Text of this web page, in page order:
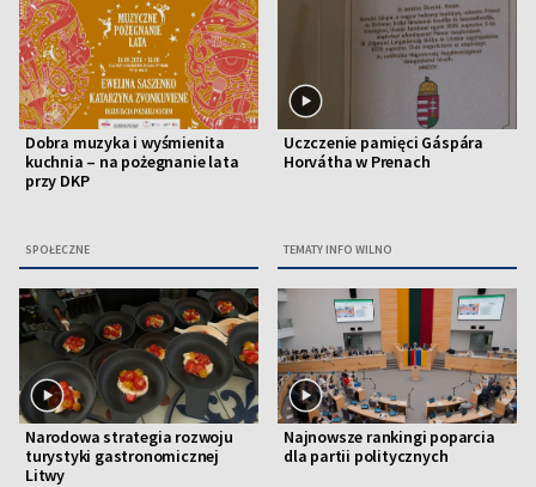
Dobra muzyka i wyśmienita
kuchnia – na pożegnanie lata
przy DKP
SPOŁECZNE
Uczczenie pamięci Gáspára
Horvátha w Prenach
TEMATY INFO WILNO
Narodowa strategia rozwoju
turystyki gastronomicznej
Litwy
Najnowsze rankingi poparcia
dla partii politycznych